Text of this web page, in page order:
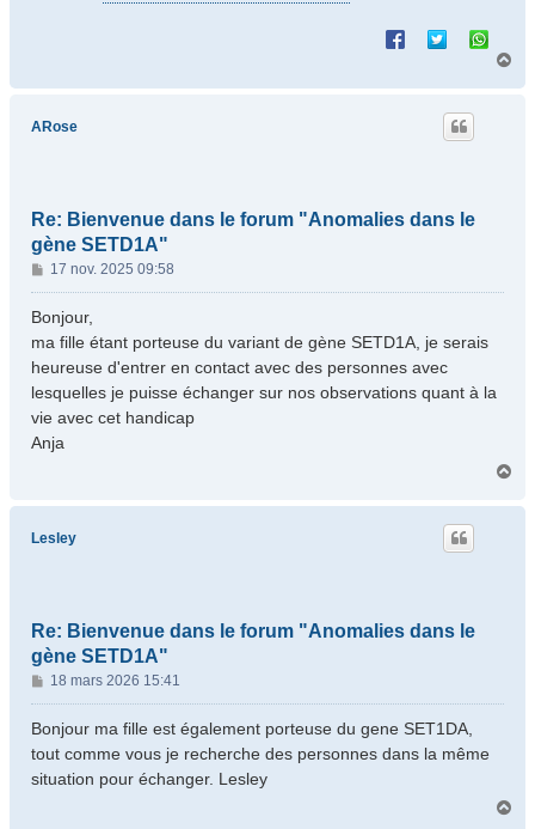
ARose
Re: Bienvenue dans le forum "Anomalies dans le
gène SETD1A"
M
e
s
g
e
17 nov. 2025 09:58
Bonjour,
ma fille étant porteuse du variant de gène SETD1A, je serais
heureuse d'entrer en contact avec des personnes avec
lesquelles je puisse échanger sur nos observations quant à la
vie avec cet handicap
Anja
u
Lesley
Re: Bienvenue dans le forum "Anomalies dans le
gène SETD1A"
M
e
s
g
18 mars 2026 15:41
Bonjour ma fille est également porteuse du gene SET1DA,
tout comme vous je recherche des personnes dans la même
situation pour échanger. Lesley